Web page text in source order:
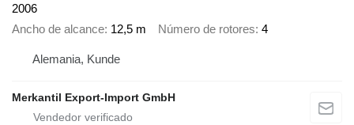
2006
Ancho de alcance 12,5 m Número de rotores 4
Alemania, Kunde
Merkantil Export-Import GmbH